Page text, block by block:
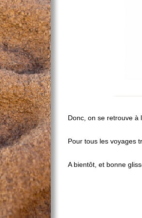
Donc, on se retrouve à
Pour tous les voyages
A bientôt, et bonne